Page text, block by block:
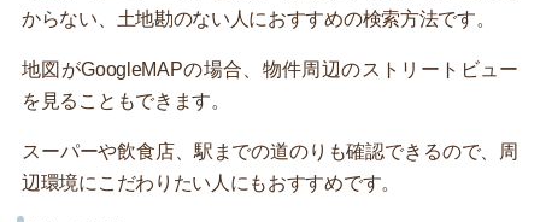
からない、土地勘のない人におすすめの検索方法です。
地図がGoogleMAPの場合、物件周辺のストリートビュー
を見ることもできます。
スーパーや飲食店、駅までの道のりも確認できるので、周
辺環境にこだわりたい人にもおすすめです。